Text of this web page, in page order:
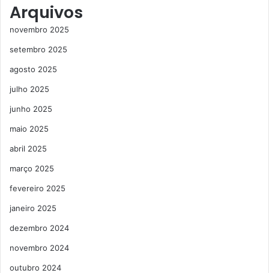
Arquivos
novembro 2025
setembro 2025
agosto 2025
julho 2025
junho 2025
maio 2025
abril 2025
março 2025
fevereiro 2025
janeiro 2025
dezembro 2024
novembro 2024
outubro 2024